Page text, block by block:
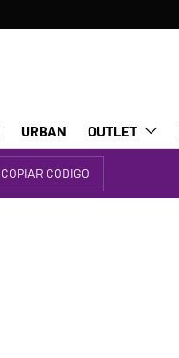
URBAN OUTLET
COPIAR CÓDIGO